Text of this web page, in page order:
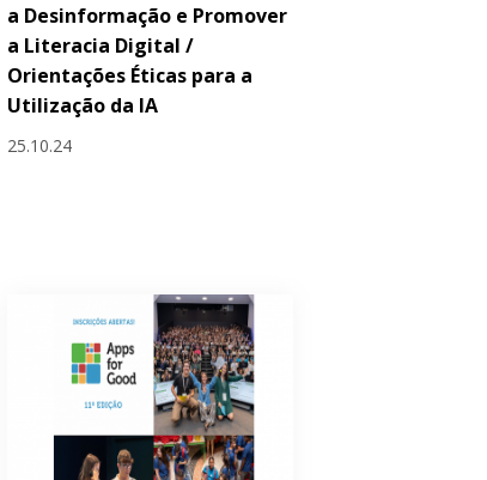
a Desinformação e Promover
a Literacia Digital /
Orientações Éticas para a
Utilização da IA
25.10.24